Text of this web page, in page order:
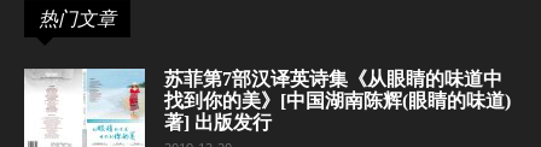
热门文章
苏菲第7部汉译英诗集《从眼睛的味道中
找到你的美》[中国湖南陈辉(眼睛的味道)
著] 出版发行